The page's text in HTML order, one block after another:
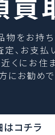
をお持ち
、お支払
近くにお住
にお勧めで
はコチラ